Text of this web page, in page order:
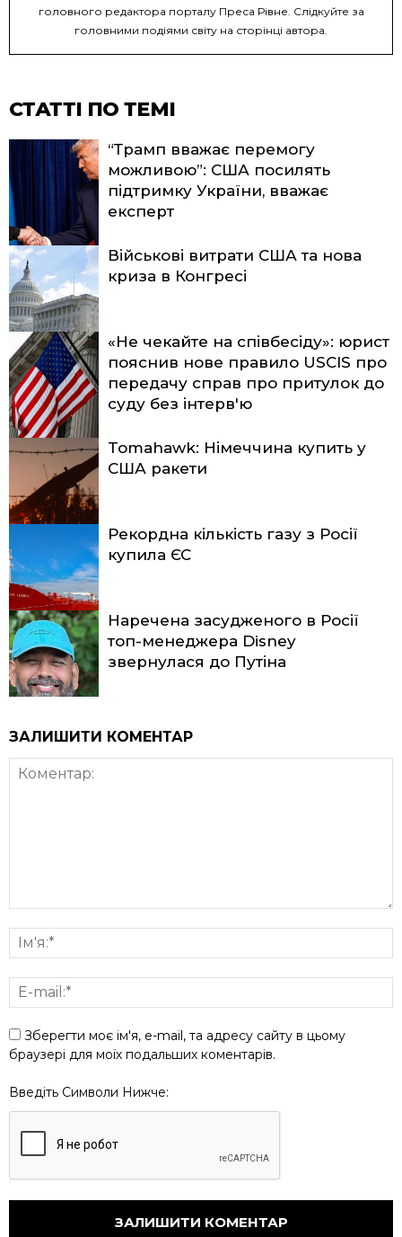
головного редактора порталу Преса Рівне. Слідкуйте за
головними подіями світу на сторінці автора.
СТАТТІ ПО ТЕМІ
“Трамп вважає перемогу
можливою”: США посилять
підтримку України, вважає
експерт
Військові витрати США та нова
криза в Конгресі
«Не чекайте на співбесіду»: юрист
пояснив нове правило USCIS про
передачу справ про притулок до
суду без інтерв'ю
Tomahawk: Німеччина купить у
США ракети
Рекордна кількість газу з Росії
купила ЄС
Наречена засудженого в Росії
топ-менеджера Disney
звернулася до Путіна
ЗАЛИШИТИ КОМЕНТАР
Зберегти моє ім'я, e-mail, та адресу сайту в цьому
браузері для моїх подальших коментарів.
Введіть Символи Нижче: